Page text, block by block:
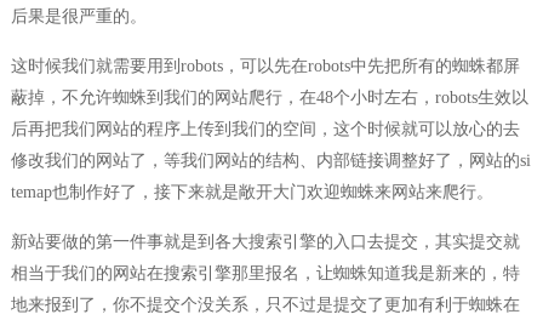
后果是很严重的。
这时候我们就需要用到robots，可以先在robots中先把所有的蜘蛛都屏
蔽掉，不允许蜘蛛到我们的网站爬行，在48个小时左右，robots生效以
后再把我们网站的程序上传到我们的空间，这个时候就可以放心的去
修改我们的网站了，等我们网站的结构、内部链接调整好了，网站的si
temap也制作好了，接下来就是敞开大门欢迎蜘蛛来网站来爬行。
新站要做的第一件事就是到各大搜索引擎的入口去提交，其实提交就
相当于我们的网站在搜索引擎那里报名，让蜘蛛知道我是新来的，特
地来报到了，你不提交个没关系，只不过是提交了更加有利于蜘蛛在